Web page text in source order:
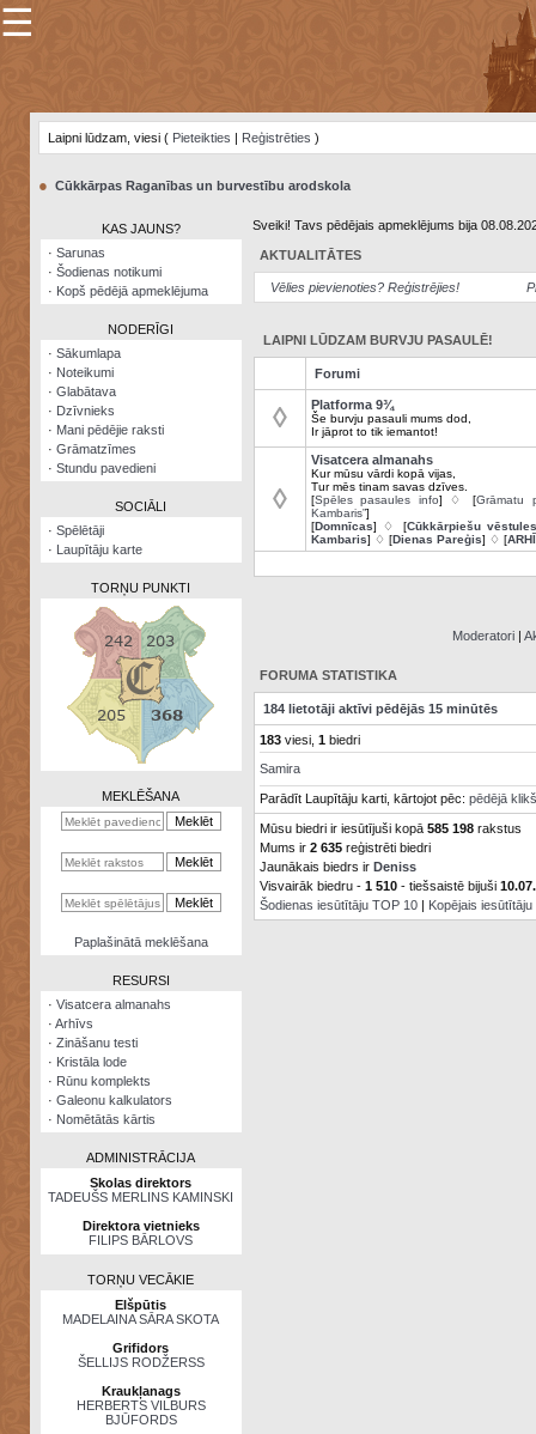
×
Šodienas
notikumi
Visatcera
almanahs
Arhīvs
Zināšanu
kalkulators
Nomētātās
☰
Laipni lūdzam, viesi ( Pieteikties | Reģistrēties )
● Cūkkārpas Raganības un burvestību arodskola
KAS JAUNS?
· Sarunas
· Šodienas notikumi
· Kopš pēdējā apmeklējuma
NODERĪGI
· Sākumlapa
· Noteikumi
· Glabātava
· Dzīvnieks
· Mani pēdējie raksti
· Grāmatzīmes
· Stundu pavedieni
SOCIĀLI
· Spēlētāji
· Laupītāju karte
TORŅU PUNKTI
MEKLĒŠANA
Paplašinātā meklēšana
RESURSI
· Visatcera almanahs
· Arhīvs
· Zināšanu testi
· Kristāla lode
· Rūnu komplekts
· Galeonu kalkulators
· Nomētātās kārtis
ADMINISTRĀCIJA
Skolas direktors
TADEUŠS MERLINS KAMINSKI
Direktora vietnieks
FILIPS BĀRLOVS
TORŅU VECĀKIE
Elšpūtis
MADELAINA SĀRA SKOTA
Grifidors
ŠELLIJS RODŽERSS
Kraukļanags
HERBERTS VILBURS
BJŪFORDS
Sveiki! Tavs pēdējais apmeklējums bija
AKTUALITĀTES
Vēlies pievienoties? Reģistrējies!
LAIPNI LŪDZAM BURVJU PASAULĒ!
Forumi
◊ Platforma 9¾
Še burvju pasauli mums dod,
Ir jāprot to tik iemantot!
◊
Visatcera almanahs
Kur mūsu vārdi kopā vijas,
Tur mēs tinam savas dzīves.
[Spēles pasaules info] ♢ [Grāmatu
Kambaris”]
[Domnīcas] ♢ [Cūkkārpiešu vēstules
Kambaris] ♢ [Dienas Pareģis] ♢ [
Moderatori |
FORUMA STATISTIKA
184 lietotāji aktīvi pēdējās 15 minūtēs
183viesi, 1biedri
Samira
Parādīt Laupītāju karti, kārtojot pēc: pēdējā
Mūsu biedri ir iesūtījuši kopā 585 198rakstus
Mums ir 2 635reģistrēti biedri
Jaunākais biedrs ir Deniss
Visvairāk biedru - 1 510- tiešsaistē bijuši
Šodienas iesūtītāju TOP 10| Kopējais iesūtītāju